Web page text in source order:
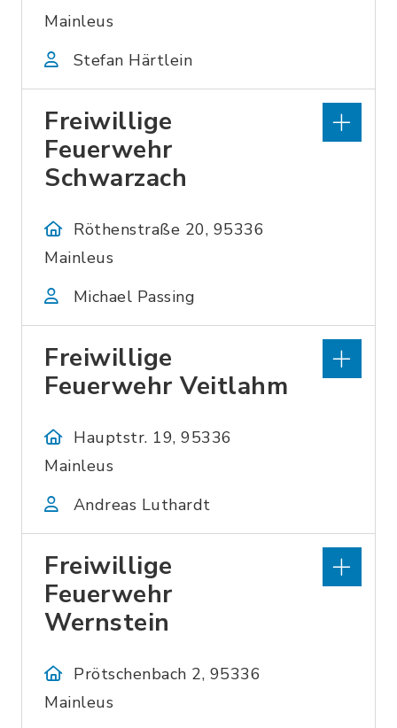
Mainleus
Stefan Härtlein
Freiwillige
Feuerwehr
Schwarzach
Röthenstraße 20, 95336
Mainleus
Michael Passing
Freiwillige
Feuerwehr Veitlahm
Hauptstr. 19, 95336
Mainleus
Andreas Luthardt
Freiwillige
Feuerwehr
Wernstein
Prötschenbach 2, 95336
Mainleus